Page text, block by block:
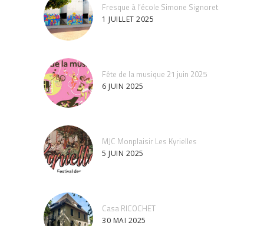
Fresque à l’école Simone Signoret
1 JUILLET 2025
Fête de la musique 21 juin 2025
6 JUIN 2025
MJC Monplaisir Les Kyrielles
5 JUIN 2025
Casa RICOCHET
30 MAI 2025